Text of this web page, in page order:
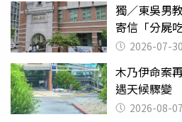
獨／東吳男
寄信「分屍
關 2026-07-30
木乃伊命案
遇天候驟變
2026-08-07